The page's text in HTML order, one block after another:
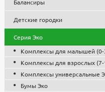
Балансиры
Детские городки
Серия Эко
Комплексы для малышей (0-
Комплексы для взрослых
Комплексы универсальные
Бумы Эко